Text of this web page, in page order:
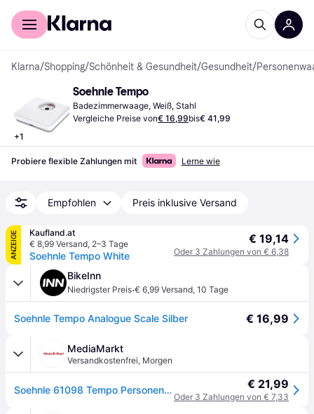
Für Shopper
Klarna/Shopping/Schönheit & Gesundheit/Gesundheit/
+1
Soehnle Tempo
Badezimmerwaage, Weiß, Stahl
Vergleiche Preise von€ 16,99bis€ 41,99
Probiere flexible Zahlungen mit Lerne wie
Empfohlen Preis inklusive Versand
ANZEIGE
Kaufland.at
€ 8,99 Versand, 2–3 Tage
Soehnle Tempo White
€ 19,14
Oder 3 Zahlungen von € 6,38
BikeInn
Niedrigster Preis·€ 6,99 Versand, 10 Tage
Soehnle Tempo Analogue Scale Silber € 16,99
MediaMarkt
Versandkostenfrei, Morgen
Soehnle 61098 Tempo Personenwaage € 21,99
Oder 3 Zahlungen von € 7,33